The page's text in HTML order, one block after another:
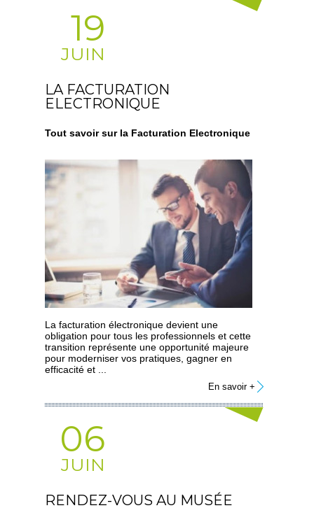
19
JUIN
LA FACTURATION
ELECTRONIQUE
Tout savoir sur la Facturation Electronique
La facturation électronique devient une
obligation pour tous les professionnels et cette
transition représente une opportunité majeure
pour moderniser vos pratiques, gagner en
efficacité et ...
En savoir +
06
JUIN
RENDEZ-VOUS AU MUSÉE